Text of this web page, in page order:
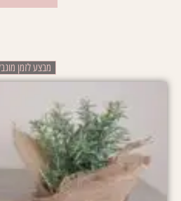
מבצע לזמן מוגבל